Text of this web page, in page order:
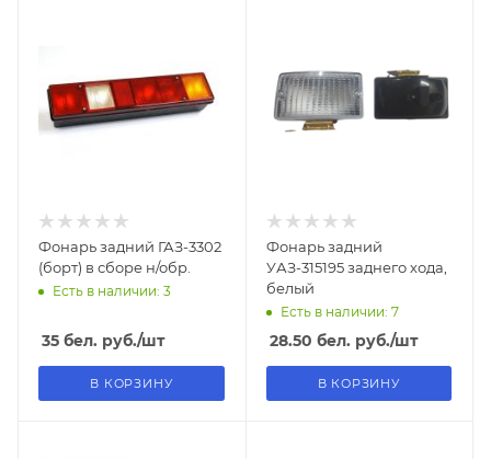
Фонарь задний ГАЗ-3302
(борт) в сборе н/обр.
Есть в наличии: 3
35 бел. руб./шт
В КОРЗИНУ
Фонарь задний
УАЗ-315195 заднего хода,
белый
Есть в наличии: 7
28.50 бел. руб./шт
В КОРЗИНУ